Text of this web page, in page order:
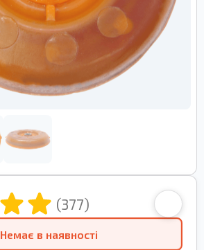
(377)
Немає в наявності